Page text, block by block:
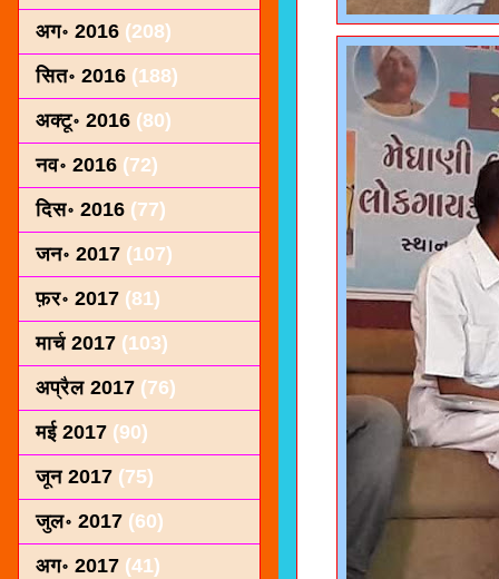
अग॰ 2016 (208)
सित॰ 2016 (188)
अक्टू॰ 2016 (80)
नव॰ 2016 (72)
दिस॰ 2016 (77)
जन॰ 2017 (107)
फ़र॰ 2017 (81)
मार्च 2017 (103)
अप्रैल 2017 (76)
मई 2017 (90)
जून 2017 (75)
जुल॰ 2017 (60)
अग॰ 2017 (41)